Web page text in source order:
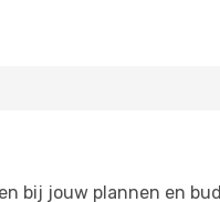
bij jouw plannen en